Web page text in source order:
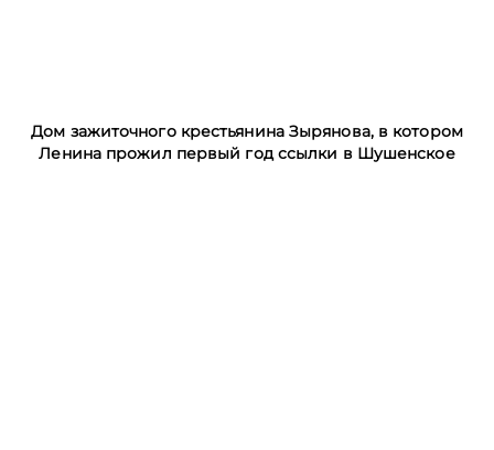
Дом зажиточного крестьянина Зырянова, в котором
Ленина прожил первый год ссылки в Шушенское